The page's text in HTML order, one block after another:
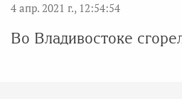
4 апр. 2021 г., 12:54:54
Во Владивостоке